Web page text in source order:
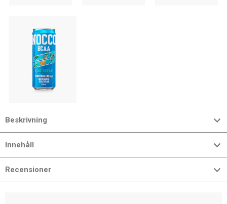
Beskrivning
Innehåll
Recensioner